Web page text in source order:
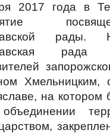
2017 года в
рады.
Хмельницким,
на котором